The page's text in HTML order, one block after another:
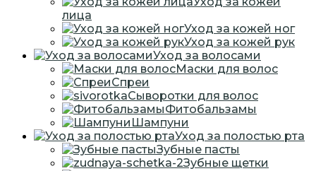
лица
Уход за кожей ног
Уход за кожей рук
Уход за волосами
Маски для волос
Спреи
Сыворотки для волос
Фитобальзамы
Шампуни
Уход за полостью рта
Зубные пасты
Зубные щетки